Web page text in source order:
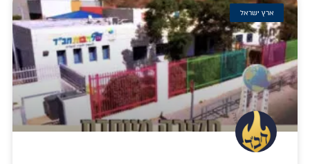
ארץ ישראל